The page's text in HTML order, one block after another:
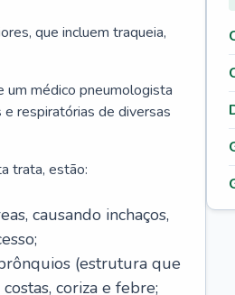
que incluem traqueia,
um médico pneumologista
respiratórias de diversas
trata, estão:
causando inchaços,
(estrutura que
coriza e febre;